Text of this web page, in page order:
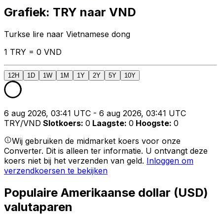
Grafiek: TRY naar VND
Turkse lire naar Vietnamese dong
1 TRY = 0 VND
12H 1D 1W 1M 1Y 2Y 5Y 10Y
6 aug 2026, 03:41 UTC - 6 aug 2026, 03:41 UTC
TRY/VND Slotkoers: 0 Laagste: 0 Hoogste: 0
Wij gebruiken de midmarket koers voor onze
Converter. Dit is alleen ter informatie. U ontvangt deze
koers niet bij het verzenden van geld. Inloggen om
verzendkoersen te bekijken
Populaire Amerikaanse dollar (USD)
valutaparen